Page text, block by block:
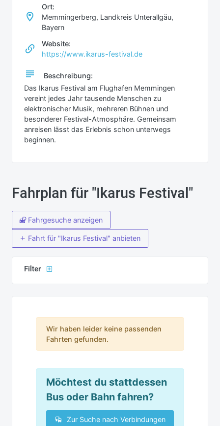
Ort:
Memmingerberg, Landkreis Unterallgäu,
Bayern
Website:
https://www.ikarus-festival.de
Beschreibung:
Das Ikarus Festival am Flughafen Memmingen
vereint jedes Jahr tausende Menschen zu
elektronischer Musik, mehreren Bühnen und
besonderer Festival-Atmosphäre. Gemeinsam
anreisen lässt das Erlebnis schon unterwegs
beginnen.
Fahrplan für "Ikarus Festival"
Fahrgesuche anzeigen
Fahrt für "Ikarus Festival" anbieten
Filter
Wir haben leider keine passenden
Fahrten gefunden.
Möchtest du stattdessen
Bus oder Bahn fahren?
Zur Suche nach Verbindungen